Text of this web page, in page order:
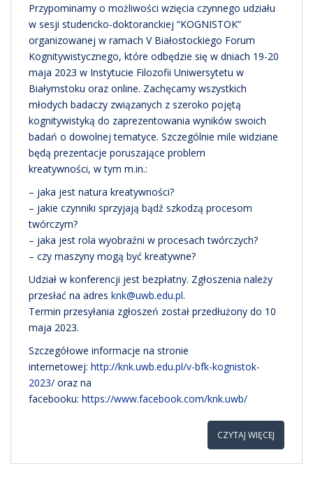
Przypominamy o możliwości wzięcia czynnego udziału
w sesji studencko-doktoranckiej “KOGNISTOK”
organizowanej w ramach V Białostockiego Forum
Kognitywistycznego, które odbędzie się w dniach 19-20
maja 2023 w Instytucie Filozofii Uniwersytetu w
Białymstoku oraz online. Zachęcamy wszystkich
młodych badaczy związanych z szeroko pojętą
kognitywistyką do zaprezentowania wyników swoich
badań o dowolnej tematyce. Szczególnie mile widziane
będą prezentacje poruszające problem
kreatywności, w tym m.in.:
– jaka jest natura kreatywności?
– jakie czynniki sprzyjają bądź szkodzą procesom
twórczym?
– jaka jest rola wyobraźni w procesach twórczych?
– czy maszyny mogą być kreatywne?
Udział w konferencji jest bezpłatny. Zgłoszenia należy
przesłać na adres knk@uwb.edu.pl.
Termin przesyłania zgłoszeń został przedłużony do 10
maja 2023.
Szczegółowe informacje na stronie
internetowej: http://knk.uwb.edu.pl/v-bfk-kognistok-
2023/ oraz na
facebooku: https://www.facebook.com/knk.uwb/
CZYTAJ WIĘCEJ